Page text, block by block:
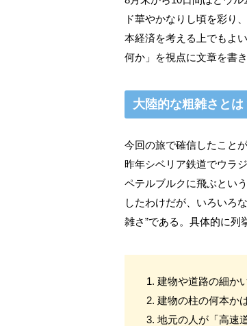
ド華やかなりし頃を彩り
本経済を考える上でもよ
何か」を視点に文章を書
大陸的な粗雑さとは
今回の旅で確信したこと
昨年シベリア鉄道でウラ
ペテルブルクに飛ぶとい
したわけだが、いろいろ
雑さ”である。具体的に列
1. 建物や道路の細か
2. 建物の柱の何本か
3. 地元の人が「高速